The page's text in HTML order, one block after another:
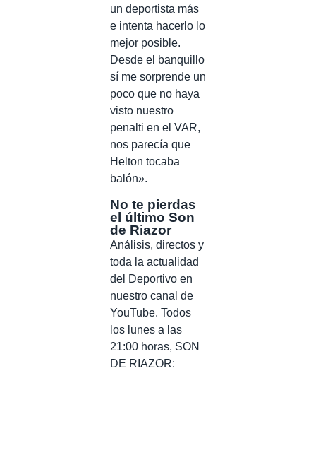
un deportista más
e intenta hacerlo lo
mejor posible.
Desde el banquillo
sí me sorprende un
poco que no haya
visto nuestro
penalti en el VAR,
nos parecía que
Helton tocaba
balón».
No te pierdas
el último Son
de Riazor
Análisis, directos y
toda la actualidad
del Deportivo en
nuestro canal de
YouTube. Todos
los lunes a las
21:00 horas, SON
DE RIAZOR: